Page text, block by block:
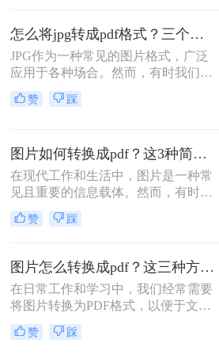
那么如何把jpg变成pdf呢？本文将为
您介绍三种将JPG转换成PDF的实用
方法。
怎么将jpg转成pdf格式？三个方法就可轻松搞定！
​JPG作为一种常见的图片格式，广泛
应用于各种场合。然而，有时我们可
能需要将JPG图片转换为PDF格式，
以便更好地保存、分享或打印。那么
方法，帮助读者轻松实现转换需求。
赞 踩
图片如何转换成pdf？这3种简单的方法分享给你！
在现代工作和生活中，图片是一种常
见且重要的信息载体。然而，有时我
们可能需要将一系列图片合并成一个
PDF文件，以便于分享、打印或存
保持图片的清晰度和完整性，还能使
多张图片以一个统一的格式呈现。那
么图片如何转换成pdf呢？下面将介绍
几种将图片转换成PDF文件的方法。
赞 踩
图片怎么转换成pdf？这三种方法分分钟完成转换！
在日常工作和学习中，我们经常需要
将图片转换为PDF格式，以便于文件
的保存、传输和分享。那么图片怎么
转换成pdf呢？下面将介绍三种不同的
赞 踩